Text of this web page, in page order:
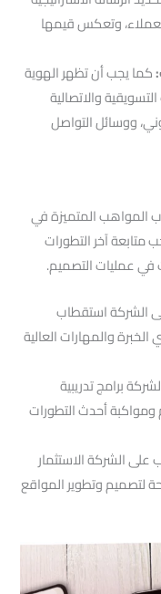
وتعكس قيمها
كما يجب أن تظهر الهوية
والاتصالية
ووسائل التواصل
المواهب المتميزة في
آخر التطورات
في عمليات التصميم.
الشركة استقطاب
والمهارات العالية
برامج تدريبية
أحدث التطورات
على الشركة الاستثمار
لتصميم وتطوير المواقع